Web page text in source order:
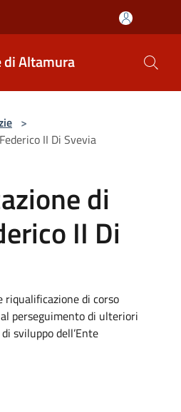
di Altamura
>
II Di Svevia
di
II Di
riqualificazione di corso
perseguimento di ulteriori
sviluppo dell’Ente